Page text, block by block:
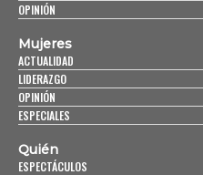
OPINIÓN
Mujeres
ACTUALIDAD
LIDERAZGO
OPINIÓN
ESPECIALES
Quién
ESPECTÁCULOS